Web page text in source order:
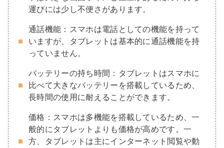
運びには少し不便さがあります。
通話機能：スマホは電話としての機能を持って
いますが、タブレットは基本的に通話機能を持
っていません。
バッテリーの持ち時間：タブレットはスマホに
比べて大きなバッテリーを搭載しているため、
長時間の使用に耐えることができます。
価格：スマホは多機能を搭載しているため、一
般的にタブレットよりも価格が高めです。一
方、タブレットは主にインターネット閲覧や動